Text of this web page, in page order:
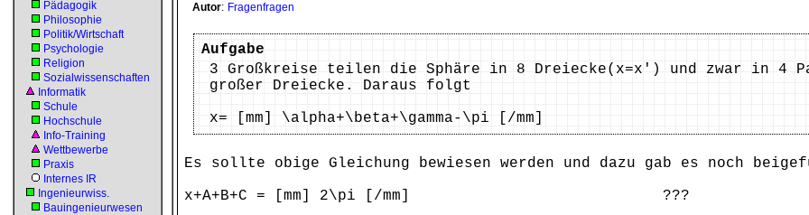
Pädagogik
Philosophie
Politik/Wirtschaft
Psychologie
Religion
Sozialwissenschaften
Informatik
Schule
Hochschule
Info-Training
Wettbewerbe
Praxis
Internes IR
Ingenieurwiss.
Bauingenieurwesen
Autor: Fragenfragen
Aufgabe
3 Großkreise teilen die Sphäre in 8 Dreiecke(x=x') und zwar in 4
großer Dreiecke. Daraus folgt
x= [mm] \alpha+\beta+\gamma-\pi [/mm]
Es sollte obige Gleichung bewiesen werden und dazu gab es noch
x+A+B+C = [mm] 2\pi [/mm] ???